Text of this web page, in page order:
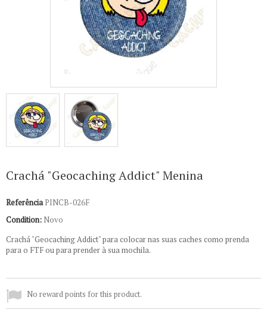
Crachá "Geocaching Addict" Menina
Referência PINCB-026F
Condition: Novo
Crachá "Geocaching Addict" para colocar nas suas caches como prenda
para o FTF ou para prender à sua mochila.
No reward points for this product.